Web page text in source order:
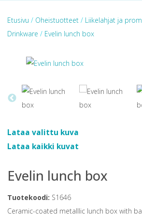
Etusivu / Oheistuotteet / Liikelahjat ja
Drinkware / Evelin lunch box
Lataa valittu kuva
Lataa kaikki kuvat
Evelin lunch box
Tuotekoodi: S1646
Ceramic-coated metalllic lunch box with